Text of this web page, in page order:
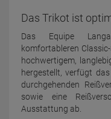
Das Trikot ist
Das Equipe
komfortableren
hochwertigem,
hergestellt, verfügt
durchgehenden
sowie eine
Ausstattung ab.